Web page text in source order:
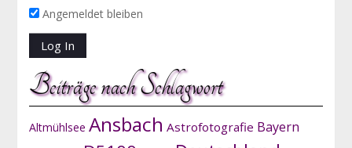
Angemeldet bleiben
Beiträge nach Schlagwort
Altmühlsee Ansbach Astrofotografie Bayern